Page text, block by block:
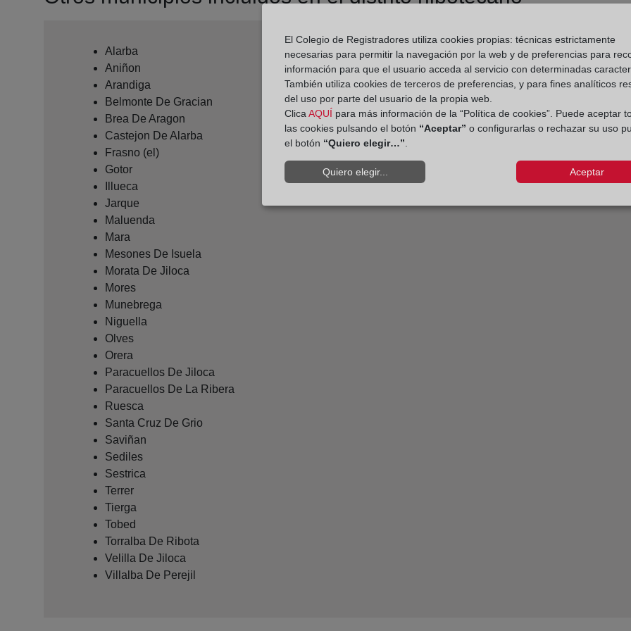
Alarba
Aniñon
Arandiga
Belmonte De Gracian
Brea De Aragon
Castejon De Alarba
Frasno (el)
Gotor
Illueca
Jarque
Maluenda
Mara
Mesones De Isuela
Morata De Jiloca
Mores
Munebrega
Niguella
Olves
Orera
Paracuellos De Jiloca
Paracuellos De La Ribera
Ruesca
Santa Cruz De Grio
Saviñan
Sediles
Sestrica
Terrer
Tierga
Tobed
Torralba De Ribota
Velilla De Jiloca
Villalba De Perejil
El Colegio de Registradores utiliza cookies propias: técnicas estrictamente
necesarias para permitir la navegación por la web y de preferencias para
información para que el usuario acceda al servicio con determinadas
También utiliza cookies de terceros de preferencias, y para fines analíticos
del uso por parte del usuario de la propia web.
ClicaAQUÍ para más información de la “Política de cookies”. Puede aceptar
las cookies pulsando el botón “Aceptar” o configurarlas o rechazar su uso
el botón “Quiero elegir…”.
Quiero elegir... Aceptar